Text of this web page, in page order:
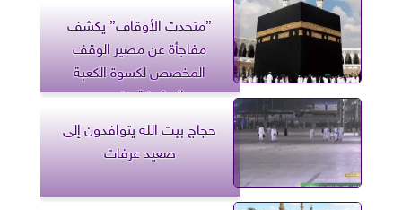
”متحدث الأوقاف” يكشف
مفاجأة عن مصير الوقف
المخصص لكسوة الكعبة
المشرفة.. فيديو
حجاج بيت الله يتوافدون إلى
صعيد عرفات